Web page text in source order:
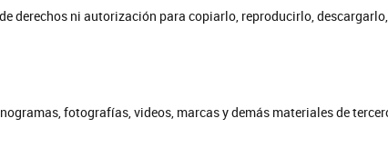
derechos ni autorización para copiarlo, reproducirlo,
fotografías, videos, marcas y demás materiales de